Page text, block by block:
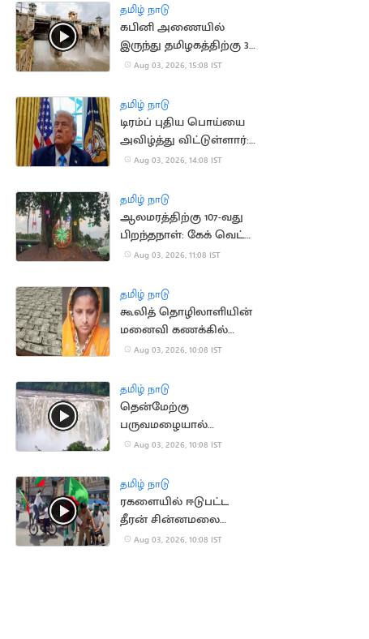
தமிழ் நாடு
கபினி அணையில்
இருந்து தமிழகத்திற்கு 30
ஆயிரம் கன அடி நீர்
Aug 03, 2026, 15:08 IST
தமிழ் நாடு
டிரம்ப் புதிய பொய்யை
அவிழ்த்து விட்டுள்ளார்:
ஈரானிய ஊடகங்கள்
Aug 03, 2026, 14:08 IST
தமிழ் நாடு
ஆலமரத்திற்கு 107-வது
பிறந்தநாள்: கேக் வெட்டி
கொண்டாடிய
Aug 03, 2026, 11:08 IST
தமிழ் நாடு
கூலித் தொழிலாளியின்
மனைவி கணக்கில்
ரூ.100 கோடி வரவு:
Aug 03, 2026, 10:08 IST
தமிழ் நாடு
தென்மேற்கு
பருவமழையால்
ஆர்ப்பரித்து கொட்டும்
Aug 03, 2026, 10:08 IST
தமிழ் நாடு
ரகளையில் ஈடுபட்ட
தீரன் சின்னமலை
பேரவையினரை
Aug 03, 2026, 10:08 IST